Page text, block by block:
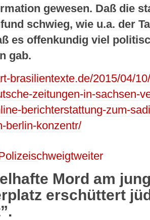
gewesen. Daß die
schwieg, wie u.a. der
es offenkundig viel
gab.
brasilientexte.de/2015/04/
zeitungen-in-sachsen-
berichterstattung-zum-
berlin-konzentr/
Mord am
erschüttert